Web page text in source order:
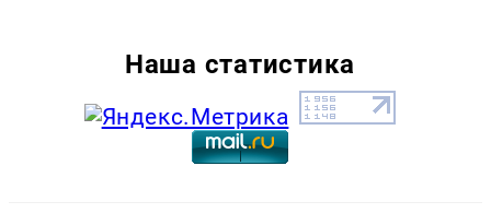
Наша статистика